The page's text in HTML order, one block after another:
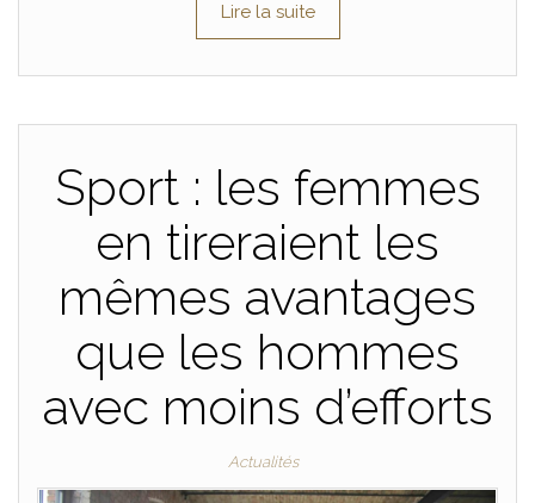
Lire la suite
Sport : les femmes
en tireraient les
mêmes avantages
que les hommes
avec moins d’efforts
Actualités